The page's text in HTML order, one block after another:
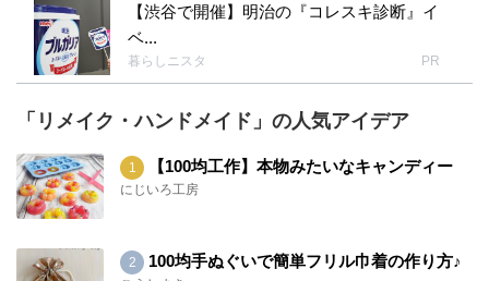
【渋谷で開催】明治の『コレスキ診断』イ
ベ...
暮らしニスタ PR
「リメイク・ハンドメイド」の人気アイデア
【100均工作】本物みたいなキャンディー
にじいろ工房
100均手ぬぐいで簡単フリル巾着の作り方♪